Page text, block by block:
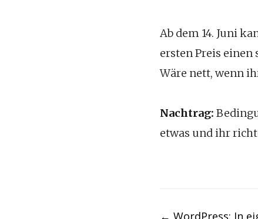
Ab dem 14. Juni
ersten Preis
Wäre nett, wenn
Nachtrag:
etwas und ihr
← WordPress: In